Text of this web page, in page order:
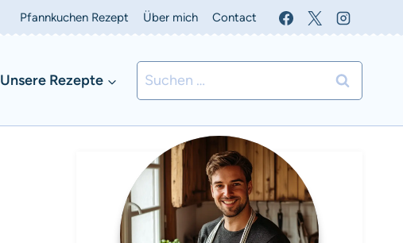
Pfannkuchen Rezept Über mich Contact
Unsere Rezepte
Suchen
nach: